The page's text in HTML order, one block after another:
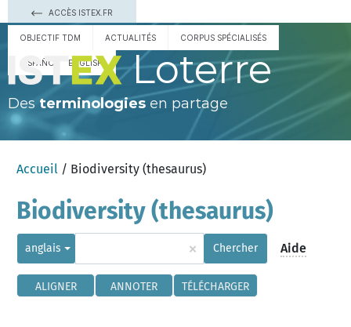
ACCÈS ISTEX.FR
OBJECTIF TDM ACTUALITÉS CORPUS SPÉCIALISÉS
ESPAÑOL ENGLISH Loterre
Des terminologies en partage
Accueil / Biodiversity (thesaurus)
Biodiversity (thesaurus)
anglais × Chercher Aide
ALIGNER ANNOTER TÉLÉCHARGER